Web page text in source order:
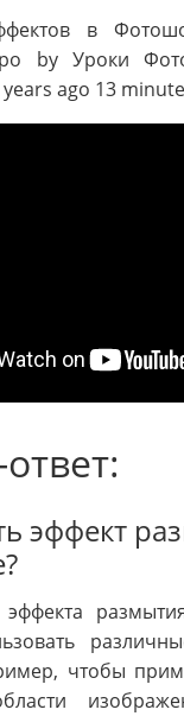
в
by Уроки
ago 13
эффект
эффекта
чтобы